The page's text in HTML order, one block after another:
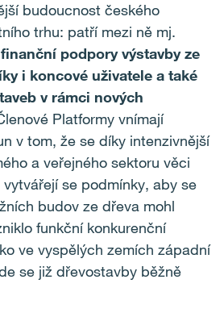
budoucnost českého
trhu: patří mezi ně mj.
podpory výstavby ze
i koncové uživatele a také
v rámci nových
Platformy vnímají
v tom, že se díky intenzivnější
a veřejného sektoru věci
se podmínky, aby se
budov ze dřeva mohl
funkční konkurenční
ve vyspělých zemích západní
se již dřevostavby běžně